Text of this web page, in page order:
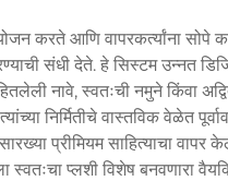
करते आणि वापरकर्त्यांना
संधी देते. हे सिस्टम उन्नत
नावे, स्वतःची नमुने किंवा
निर्मितीचे वास्तविक वेळेत
प्रीमियम साहित्याचा वापर
प्लशी विशेष बनवणारा